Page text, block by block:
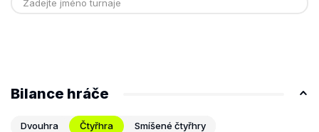
Bilance hráče
Dvouhra Čtyřhra Smíšené čtyřhry